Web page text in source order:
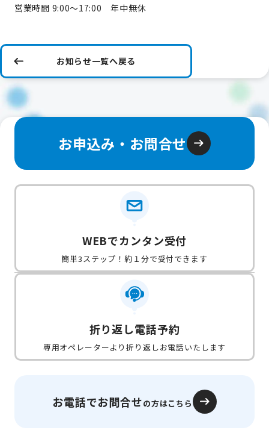
営業時間 9:00～17:00 年中無休
お知らせ一覧へ戻る
お申込み・お問合せ
WEBでカンタン受付
簡単3ステップ！約１分で受付できます
折り返し電話予約
専用オペレーターより折り返しお電話いたします
お電話でお問合せの方はこちら